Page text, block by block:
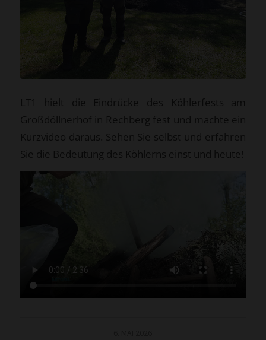
LT1 hielt die Eindrücke des Köhlerfests am
Großdöllnerhof in Rechberg fest und machte ein
Kurzvideo daraus. Sehen Sie selbst und erfahren
Sie die Bedeutung des Köhlerns einst und heute!